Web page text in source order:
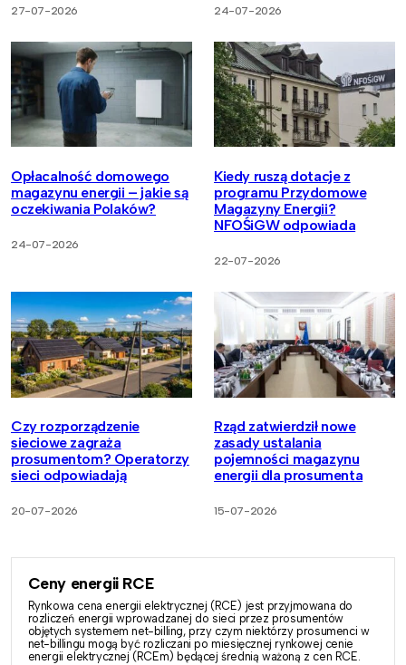
27-07-2026 24-07-2026
Opłacalność domowego
magazynu energii – jakie są
oczekiwania Polaków?
24-07-2026
Kiedy ruszą dotacje z
programu Przydomowe
Magazyny Energii?
NFOŚiGW odpowiada
22-07-2026
Czy rozporządzenie
sieciowe zagraża
prosumentom? Operatorzy
sieci odpowiadają
20-07-2026
Rząd zatwierdził nowe
zasady ustalania
pojemności magazynu
energii dla prosumenta
15-07-2026
Ceny energii RCE
Rynkowa cena energii elektrycznej (RCE) jest przyjmowana do
rozliczeń energii wprowadzanej do sieci przez prosumentów
objętych systemem net-billing, przy czym niektórzy prosumenci w
net-billingu mogą być rozliczani po miesięcznej rynkowej cenie
energii elektrycznej (RCEm) będącej średnią ważoną z cen RCE.